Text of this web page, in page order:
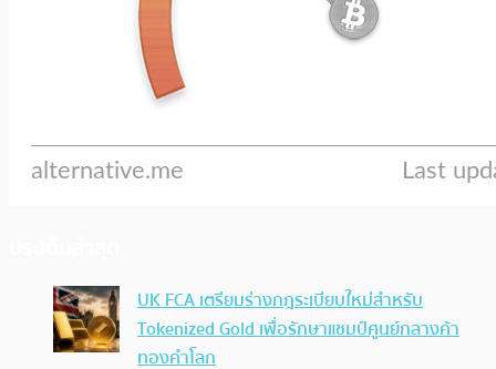
UK FCA เตรียมร่างกฎระเบียบใหม่สำหรับ
Tokenized Gold เพื่อรักษาแชมป์ศูนย์กลางค้า
ทองคำโลก